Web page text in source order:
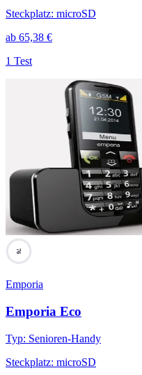
Steckplatz: microSD
ab 65,38 €
1 Test
76
Emporia
Emporia Eco
Typ: Senioren-Handy
Steckplatz: microSD